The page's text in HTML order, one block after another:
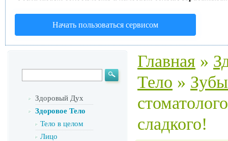
Начать пользоваться сервисом
Здоровый Дух
Здоровое Тело
Тело в целом
Лицо
Главная »
Тело » Зубы
сладкого!